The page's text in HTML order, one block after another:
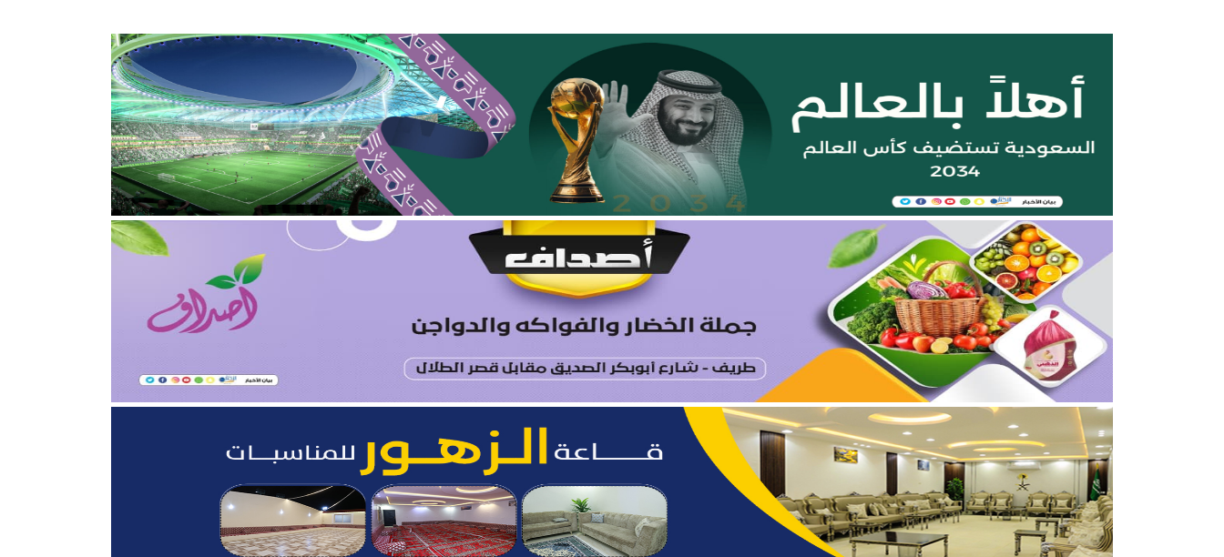
04/08/2026
بالصور.. علي بن زيدان الشمري يحتفل بزواج ابنه “فواز”
بالصور.. محمد بن سعود رقاد الرويلي يحتفل بزواج ابنه “عمر”
04/08/2026تعيين الأستاذ ياسر بن حامد بن مدوح الحازمي عضوًا في مجلس منطقة الحدود الشمالية
04/08/2026
أمر سامٍ بتعيين حميد بن مران الرويلي عضوًا في مجلس منطقة الحدود الشمالية
04/08/2026نائب أمير الحدود الشمالية يطّلع على تقرير فرع صندوق تنمية الموارد البشرية بالمنطقة لعام 2025
04/08/2026برعاية أمير الحدود الشمالية.. نائب أمير المنطقة يدشّن فعاليات “صيفنا شمالي 2026”
03/08/2026جمعية مجيد لتحفيظ القرآن بطريف تعلن إحصائية الأسبوع الرابع من الدورة الصيفية “ربيع القلوب”
05/08/2026بالفيديو والصور .. نادي أيتام طريف ينظم برنامجًا قيميًا عن التعاون والعمل الجماعي